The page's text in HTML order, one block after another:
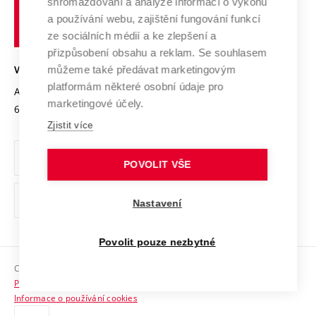
Transfer znalostí
Open Science
Projekty
Projekty ze strukturálních fondů
Specifický výzkum
Služby univerzity
Mezinárodní dohody
Univerzitní sítě
Udržitelná univerzita
Podnikavá univerzita / ContriBUTe
Bezpečná univerzita
Vyznamenání
Organizační struktura
Ochrana osobních údajů
odkaz)
Sociální bezpečí
HR Award
učení
technické
VYSOKÉ UČENÍ TECHNICKÉ V BRNĚ
Antonínská 548/1
602 00 Brno
www.vut.cz
vut@vutbr.cz
Copyright © 2026 VUT
Prohlášení o přístupnosti
Informace o používání cookies
a používání webu, zajištění fungování funkcí
ze sociálních médií a ke zlepšení a
přizpůsobení obsahu a reklam. Se souhlasem
můžeme také předávat marketingovým
platformám některé osobní údaje pro
marketingové účely.
Zjistit více
POVOLIT VŠE
Nastavení
Povolit pouze nezbytné